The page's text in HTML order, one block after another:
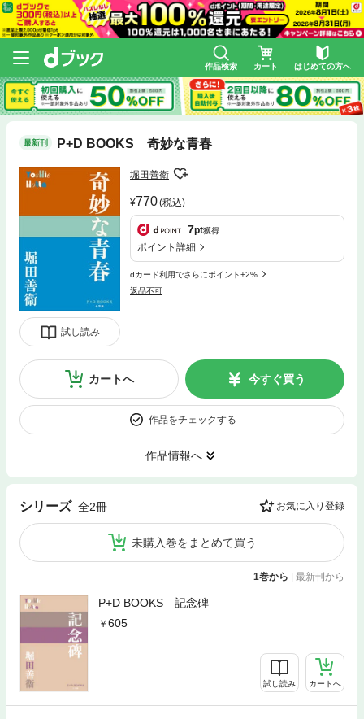
作品検索 カート はじめての方へ
最新刊 P+D BOOKS 奇妙な青春
試し読み
堀田善衛
770(税込)
7pt獲得
ポイント詳細
dカード利用でさらにポイント+2%
返品不可
カートへ 今すぐ買う
作品をチェックする
作品情報へ
シリーズ 全2冊 お気に入り登録
未購入巻をまとめて買う
1巻から | 最新刊から
P+D BOOKS 記念碑
605
試し読み カートへ